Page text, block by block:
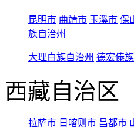
昆明市 曲靖市 玉溪市 保
族自治州
大理白族自治州 德宏傣
西藏自治区
拉萨市 日喀则市 昌都市